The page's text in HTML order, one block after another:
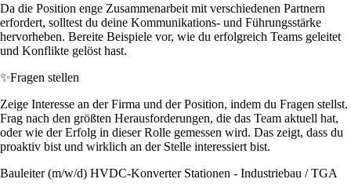
Da die Position enge Zusammenarbeit mit verschiedenen Partnern
erfordert, solltest du deine Kommunikations- und Führungsstärke
hervorheben. Bereite Beispiele vor, wie du erfolgreich Teams geleitet
und Konflikte gelöst hast.
✨Fragen stellen
Zeige Interesse an der Firma und der Position, indem du Fragen stellst.
Frag nach den größten Herausforderungen, die das Team aktuell hat,
oder wie der Erfolg in dieser Rolle gemessen wird. Das zeigt, dass du
proaktiv bist und wirklich an der Stelle interessiert bist.
Bauleiter (m/w/d) HVDC-Konverter Stationen - Industriebau / TGA